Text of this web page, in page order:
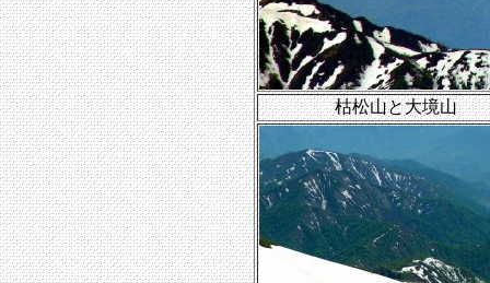
枯松山と大境山